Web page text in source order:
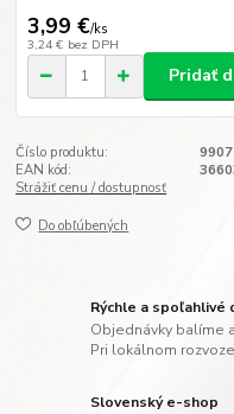
3,99 €/ks
3,24 € bez DPH
Pridať
Číslo produktu:
EAN kód:
Strážiť cenu / dostupnosť
Do obľúbených
Rýchle a spoľahlivé
Objednávky balíme
Pri lokálnom
Slovenský e-shop